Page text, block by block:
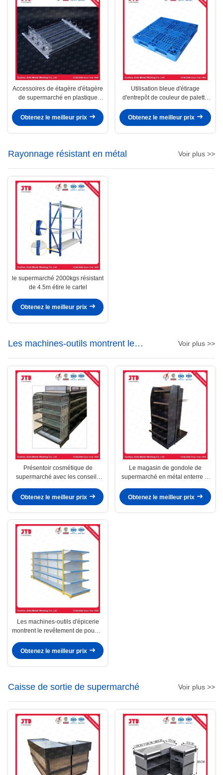
Accessoires de étagère d'étagère
de supermarché en plastique
Obtenez le meilleur prix
Utilisation bleue d'étirage
d'entrepôt de couleur de palette
Obtenez le meilleur prix
Rayonnage résistant en métal Voir plus >>
le supermarché 2000kgs résistant
de 4.5m étire le cartel
Obtenez le meilleur prix
Les machines-outils montrent le
support
Voir plus >>
Présentoir cosmétique de
supermarché avec les conseils
Obtenez le meilleur prix
Le magasin de gondole de
supermarché en métal enterre la
Obtenez le meilleur prix
Les machines-outils d'épicerie
montrent le revêtement de poudre
Obtenez le meilleur prix
Caisse de sortie de supermarché Voir plus >>